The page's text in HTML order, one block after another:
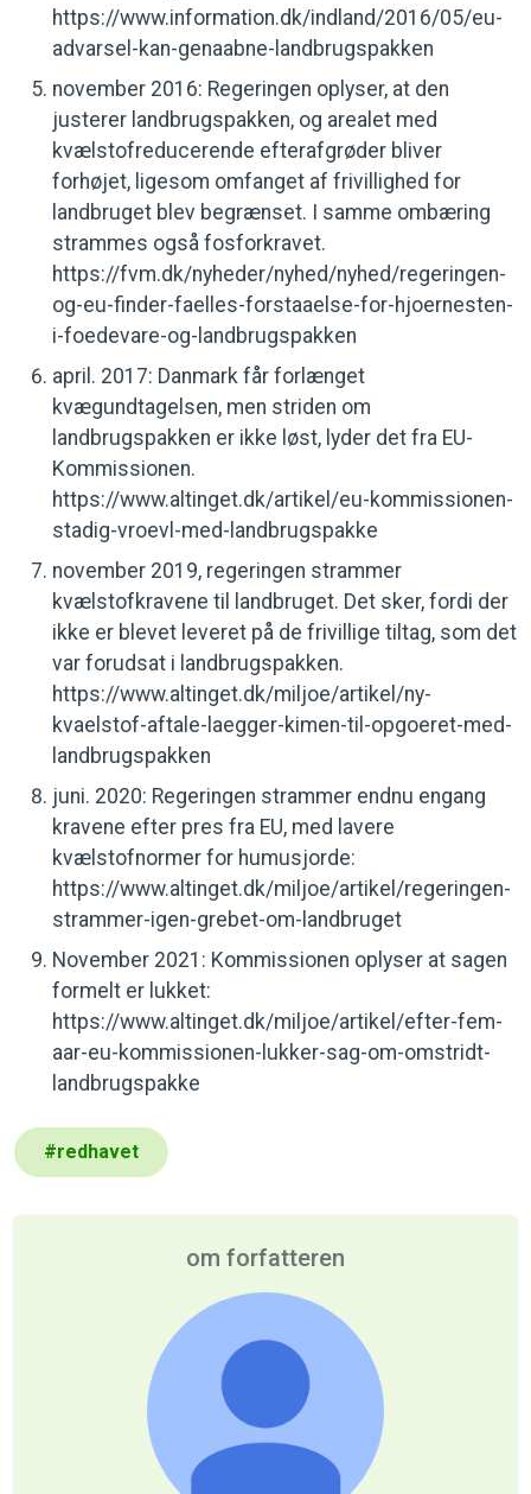
https://www.information.dk/indland/2016/05/eu-
advarsel-kan-genaabne-landbrugspakken
november 2016: Regeringen oplyser, at den
justerer landbrugspakken, og arealet med
kvælstofreducerende efterafgrøder bliver
forhøjet, ligesom omfanget af frivillighed for
landbruget blev begrænset. I samme ombæring
strammes også fosforkravet.
https://fvm.dk/nyheder/nyhed/nyhed/regeringen-
og-eu-finder-faelles-forstaaelse-for-hjoernesten-
i-foedevare-og-landbrugspakken
april. 2017: Danmark får forlænget
kvægundtagelsen, men striden om
landbrugspakken er ikke løst, lyder det fra EU-
Kommissionen.
https://www.altinget.dk/artikel/eu-kommissionen-
stadig-vroevl-med-landbrugspakke
november 2019, regeringen strammer
kvælstofkravene til landbruget. Det sker, fordi der
ikke er blevet leveret på de frivillige tiltag, som det
var forudsat i landbrugspakken.
https://www.altinget.dk/miljoe/artikel/ny-
kvaelstof-aftale-laegger-kimen-til-opgoeret-med-
landbrugspakken
juni. 2020: Regeringen strammer endnu engang
kravene efter pres fra EU, med lavere
kvælstofnormer for humusjorde:
https://www.altinget.dk/miljoe/artikel/regeringen-
strammer-igen-grebet-om-landbruget
November 2021: Kommissionen oplyser at sagen
formelt er lukket:
https://www.altinget.dk/miljoe/artikel/efter-fem-
aar-eu-kommissionen-lukker-sag-om-omstridt-
landbrugspakke
#redhavet
om forfatteren